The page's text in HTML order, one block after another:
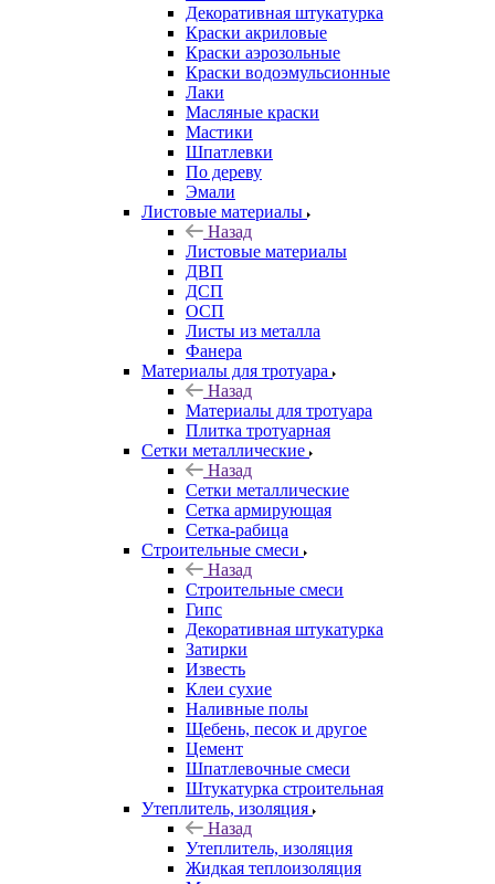
Декоративная штукатурка
Краски акриловые
Краски аэрозольные
Краски водоэмульсионные
Лаки
Масляные краски
Мастики
Шпатлевки
По дереву
Эмали
Листовые материалы
Назад
Листовые материалы
ДВП
ДСП
ОСП
Листы из металла
Фанера
Материалы для тротуара
Назад
Материалы для тротуара
Плитка тротуарная
Сетки металлические
Назад
Сетки металлические
Сетка армирующая
Сетка-рабица
Строительные смеси
Назад
Строительные смеси
Гипс
Декоративная штукатурка
Затирки
Известь
Клеи сухие
Наливные полы
Щебень, песок и другое
Цемент
Шпатлевочные смеси
Штукатурка строительная
Утеплитель, изоляция
Назад
Утеплитель, изоляция
Жидкая теплоизоляция